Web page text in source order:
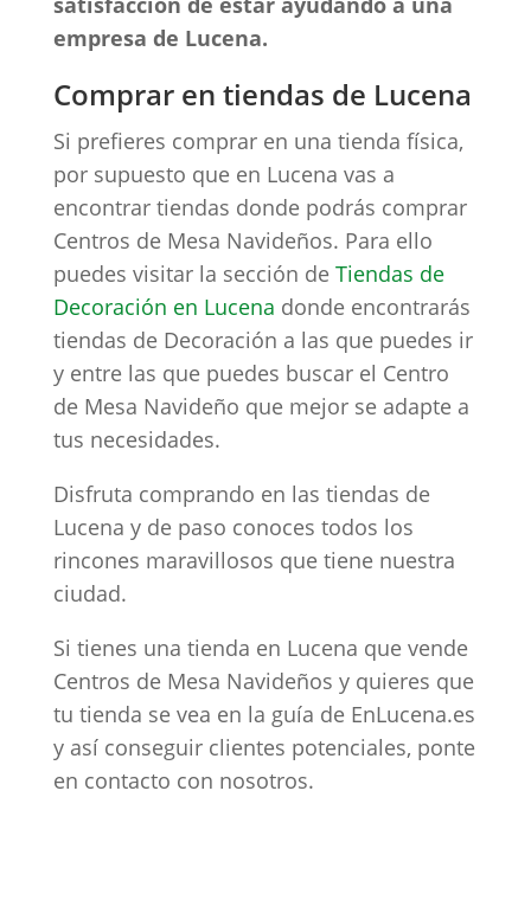
empresa de Lucena.
Comprar en tiendas de Lucena
Si prefieres comprar en una tienda física,
por supuesto que en Lucena vas a
encontrar tiendas donde podrás comprar
Centros de Mesa Navideños. Para ello
puedes visitar la sección de Tiendas de
Decoración en Lucena donde encontrarás
tiendas de Decoración a las que puedes ir
y entre las que puedes buscar el Centro
de Mesa Navideño que mejor se adapte a
tus necesidades.
Disfruta comprando en las tiendas de
Lucena y de paso conoces todos los
rincones maravillosos que tiene nuestra
ciudad.
Si tienes una tienda en Lucena que vende
Centros de Mesa Navideños y quieres que
tu tienda se vea en la guía de EnLucena.es
y así conseguir clientes potenciales, ponte
en contacto con nosotros.